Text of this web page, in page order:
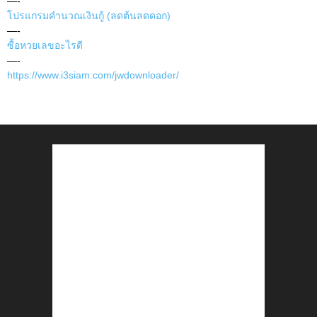
โปรแกรมคำนวณเงินกู้ (ลดต้นลดดอก)
—-
ซื้อหวยเลขอะไรดี
—-
https://www.i3siam.com/jwdownloader/